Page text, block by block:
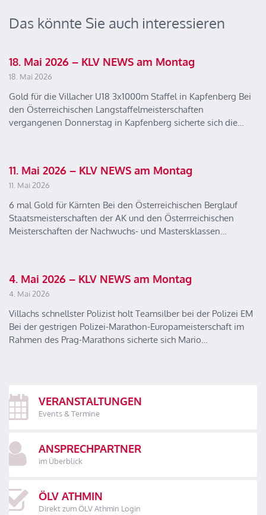
Das könnte Sie auch interessieren
18. Mai 2026 – KLV NEWS am Montag
18. Mai 2026
Gold für die Villacher U18 3x1000m Staffel in Kapfenberg Bei
den Österreichischen Langstaffelmeisterschaften
vergangenen Donnerstag in Kapfenberg sicherte sich die…
11. Mai 2026 – KLV NEWS am Montag
11. Mai 2026
6 mal Gold für Kärnten Bei den Österreichischen Berglauf
Staatsmeisterschaften der AK und den Österrreichischen
Meisterschaften der Nachwuchs- und Mastersklassen…
4. Mai 2026 – KLV NEWS am Montag
4. Mai 2026
Villachs schnellster Polizist holt Teamsilber bei der Polizei EM
Bei der gestrigen Polizei-Marathon-Europameisterschaft im
Rahmen des Prag-Marathons sicherte sich Mario…
VERANSTALTUNGEN
Events & Termine
ANSPRECHPARTNER
im Überblick
ÖLV ATHMIN
Direkt zum ÖLV Athmin Login